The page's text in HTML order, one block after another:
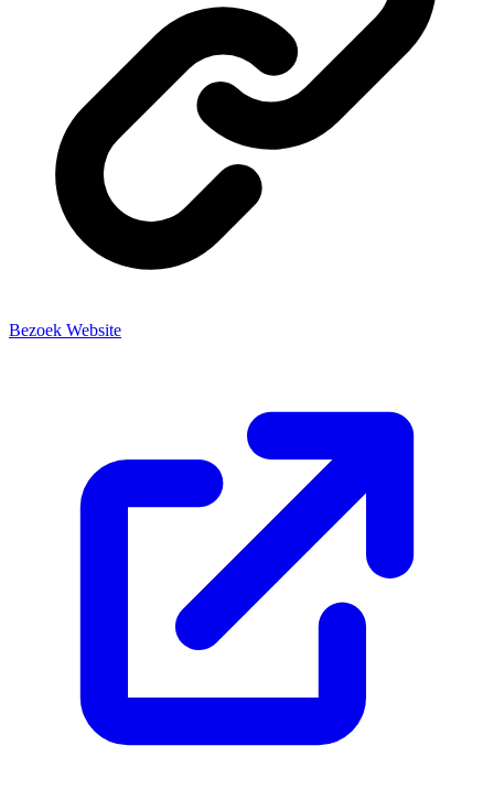
Bezoek Website